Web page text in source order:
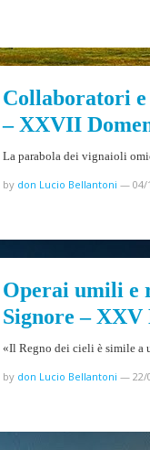
Collaboratori e
– XXVII
La parabola dei vignaioli
by don Lucio Bellantoni — 04/
Operai umili e
Signore –
«Il Regno dei cieli è simile a
by don Lucio Bellantoni — 22/